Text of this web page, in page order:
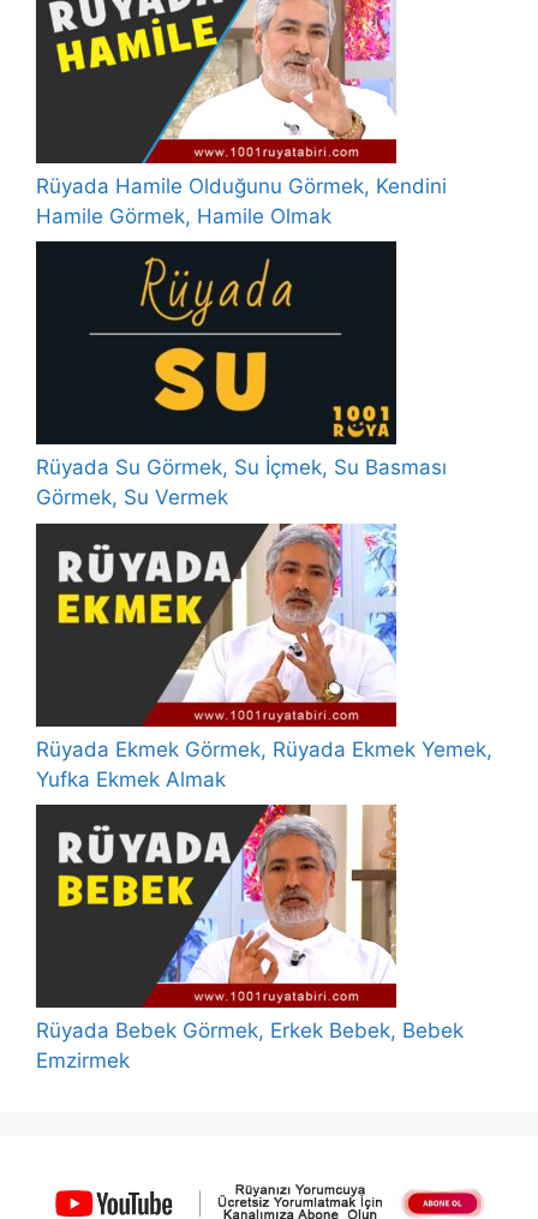
Rüyada Hamile Olduğunu Görmek, Kendini
Hamile Görmek, Hamile Olmak
Rüyada Su Görmek, Su İçmek, Su Basması
Görmek, Su Vermek
Rüyada Ekmek Görmek, Rüyada Ekmek Yemek,
Yufka Ekmek Almak
Rüyada Bebek Görmek, Erkek Bebek, Bebek
Emzirmek